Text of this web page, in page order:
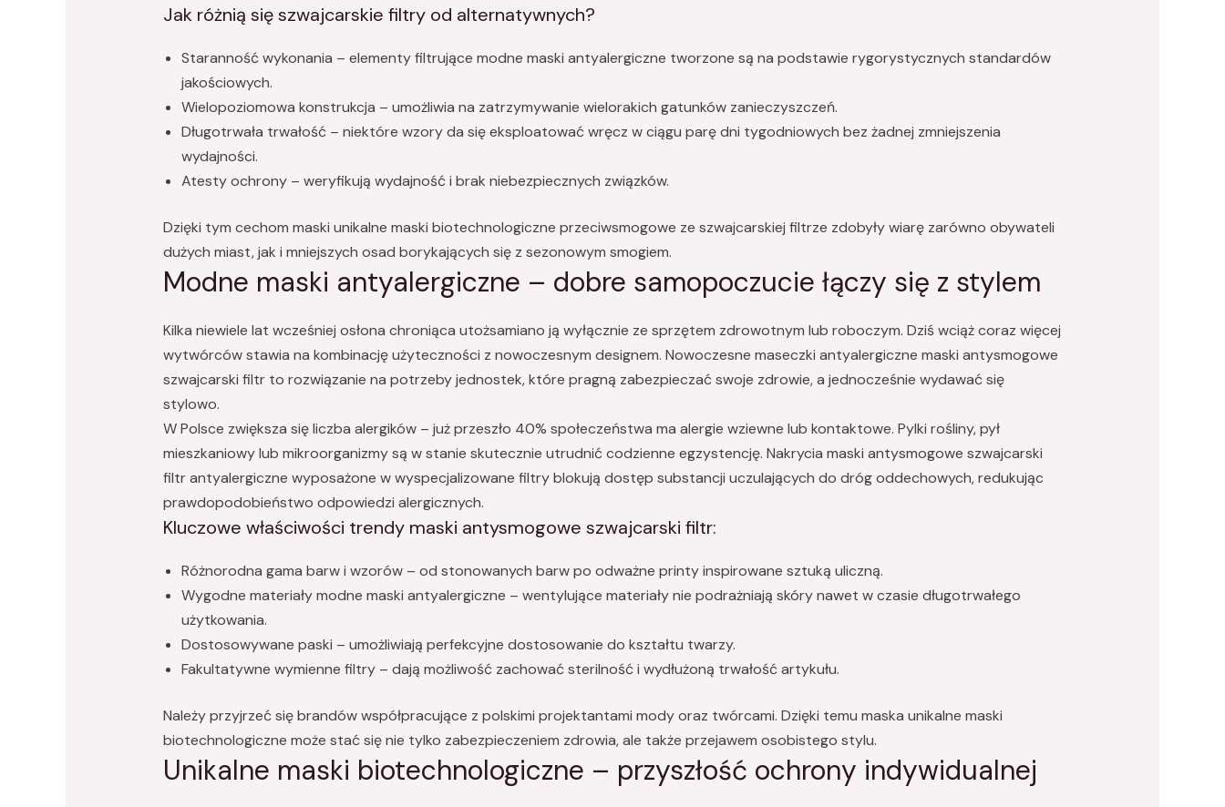
Jak różnią się szwajcarskie filtry od alternatywnych?
Staranność wykonania – elementy filtrujące modne maski antyalergiczne tworzone są na podstawie rygorystycznych standardów
jakościowych.
Wielopoziomowa konstrukcja – umożliwia na zatrzymywanie wielorakich gatunków zanieczyszczeń.
Długotrwała trwałość – niektóre wzory da się eksploatować wręcz w ciągu parę dni tygodniowych bez żadnej zmniejszenia
wydajności.
Atesty ochrony – weryfikują wydajność i brak niebezpiecznych związków.
Dzięki tym cechom maski unikalne maski biotechnologiczne przeciwsmogowe ze szwajcarskiej filtrze zdobyły wiarę zarówno obywateli
dużych miast, jak i mniejszych osad borykających się z sezonowym smogiem.
Modne maski antyalergiczne – dobre samopoczucie łączy się z stylem
Kilka niewiele lat wcześniej osłona chroniąca utożsamiano ją wyłącznie ze sprzętem zdrowotnym lub roboczym. Dziś wciąż coraz więcej
wytwórców stawia na kombinację użyteczności z nowoczesnym designem. Nowoczesne maseczki antyalergiczne maski antysmogowe
szwajcarski filtr to rozwiązanie na potrzeby jednostek, które pragną zabezpieczać swoje zdrowie, a jednocześnie wydawać się
stylowo.
W Polsce zwiększa się liczba alergików – już przeszło 40% społeczeństwa ma alergie wziewne lub kontaktowe. Pylki rośliny, pył
mieszkaniowy lub mikroorganizmy są w stanie skutecznie utrudnić codzienne egzystencję. Nakrycia maski antysmogowe szwajcarski
filtr antyalergiczne wyposażone w wyspecjalizowane filtry blokują dostęp substancji uczulających do dróg oddechowych, redukując
prawdopodobieństwo odpowiedzi alergicznych.
Kluczowe właściwości trendy maski antysmogowe szwajcarski filtr:
Różnorodna gama barw i wzorów – od stonowanych barw po odważne printy inspirowane sztuką uliczną.
Wygodne materiały modne maski antyalergiczne – wentylujące materiały nie podrażniają skóry nawet w czasie długotrwałego
użytkowania.
Dostosowywane paski – umożliwiają perfekcyjne dostosowanie do kształtu twarzy.
Fakultatywne wymienne filtry – dają możliwość zachować sterilność i wydłużoną trwałość artykułu.
Należy przyjrzeć się brandów współpracujące z polskimi projektantami mody oraz twórcami. Dzięki temu maska unikalne maski
biotechnologiczne może stać się nie tylko zabezpieczeniem zdrowia, ale także przejawem osobistego stylu.
Unikalne maski biotechnologiczne – przyszłość ochrony indywidualnej